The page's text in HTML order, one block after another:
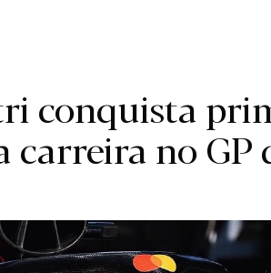
conquista
carreira no GP